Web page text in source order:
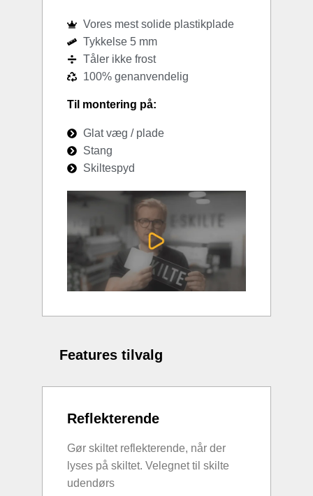
Vores mest solide plastikplade
Tykkelse 5 mm
Tåler ikke frost
100% genanvendelig
Til montering på:
Glat væg / plade
Stang
Skiltespyd
Features tilvalg
Reflekterende
Gør skiltet reflekterende, når der
lyses på skiltet. Velegnet til skilte
udendørs